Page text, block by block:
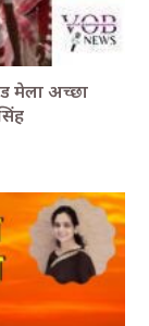
मेला अच्छा